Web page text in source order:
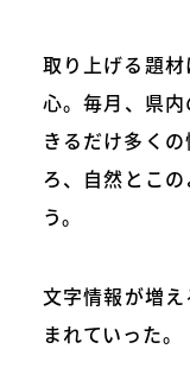
取り上げる題
心。毎月、県
きるだけ多く
ろ、自然とこ
う。
文字情報が増
まれていった。